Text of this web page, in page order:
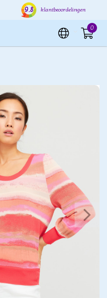
Verzending binnen 24 uur
9.8 klantbeoordelingen
0